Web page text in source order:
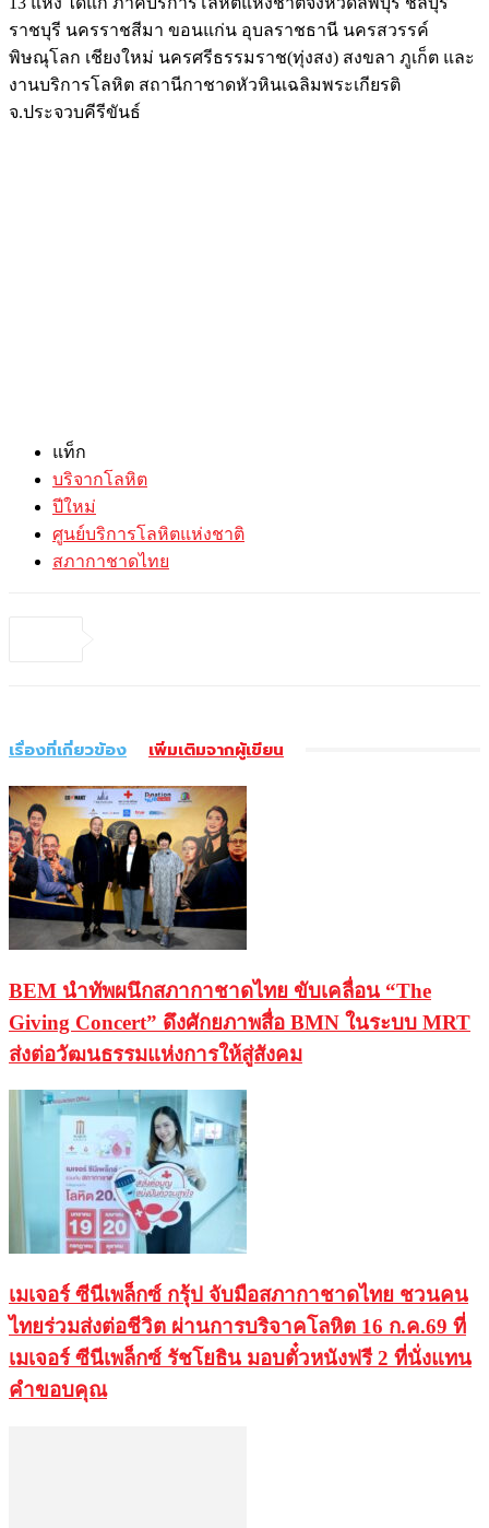
ราชบุรี นครราชสีมา ขอนแก่น อุบลราชธานี นครสวรรค์
พิษณุโลก เชียงใหม่ นครศรีธรรมราช(ทุ่งสง) สงขลา ภูเก็ต และ
งานบริการโลหิต สถานีกาชาดหัวหินเฉลิมพระเกียรติ
จ.ประจวบคีรีขันธ์
แท็ก
บริจากโลหิต
ปีใหม่
ศูนย์บริการโลหิตแห่งชาติ
สภากาชาดไทย
เรื่องที่เกี่ยวข้อง เพิ่มเติมจากผู้เขียน
BEM นำทัพผนึกสภากาชาดไทย ขับเคลื่อน “The
Giving Concert” ดึงศักยภาพสื่อ BMN ในระบบ MRT
ส่งต่อวัฒนธรรมแห่งการให้สู่สังคม
เมเจอร์ ซีนีเพล็กซ์ กรุ้ป จับมือสภากาชาดไทย ชวนคน
ไทยร่วมส่งต่อชีวิต ผ่านการบริจาคโลหิต 16 ก.ค.69 ที่
เมเจอร์ ซีนีเพล็กซ์ รัชโยธิน มอบตั๋วหนังฟรี 2 ที่นั่งแทน
คำขอบคุณ